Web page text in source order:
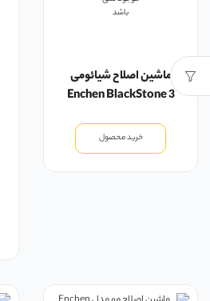
باشد
ماشین اصلاح شیائومی
Enchen BlackStone 3
خرید محصول